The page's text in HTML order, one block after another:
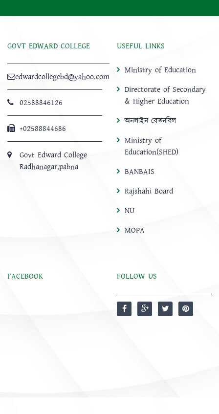
GOVT EDWARD COLLEGE
edwardcollegebd@yahoo.com
02588846126
+02588844686
Govt Edward College
Radhanagar,pabna
USEFUL LINKS
Ministry of Education
Directorate of Secondary
& Higher Education
অনলাইন বেতনবিল
Ministry of
Education(SHED)
BANBAIS
Rajshahi Board
NU
MOPA
FACEBOOK FOLLOW US